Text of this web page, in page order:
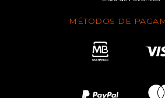
MÉTODOS DE